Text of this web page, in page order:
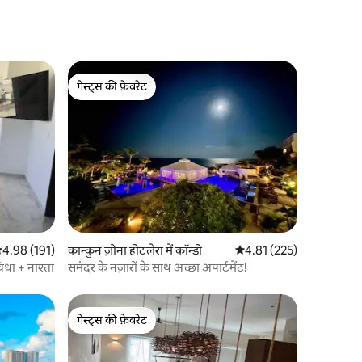
रेटिंग 5 में से 4.98, 191 समीक्षाएँ
4.98 (191)
+ नाश्ता
गेस्ट्स की फ़ेवरेट
गेस्ट्स की फ़ेवरेट
कान्कुन ज़ोना होटलेरा में कॉन्डो औसत रेटिंग 5 में से 4.81,
4.81 (225)
समंदर के नज़ारों के साथ अच्छा अपार्टमेंट!
गेस्ट्स की फ़ेवरेट
गेस्ट्स की फ़ेवरेट